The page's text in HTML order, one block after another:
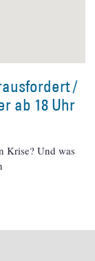
/
ab 18 Uhr
Krise? Und was